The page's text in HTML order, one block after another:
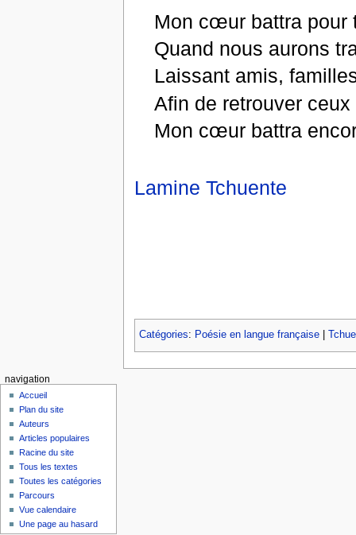
Mon cœur battra pour
Quand nous aurons
Laissant amis,
Afin de retrouver
Mon cœur battra
Lamine Tchuente
Catégories: Poésie en langue française|
navigation
Accueil
Plan du site
Auteurs
Articles populaires
Racine du site
Tous les textes
Toutes les catégories
Parcours
Vue calendaire
Une page au hasard